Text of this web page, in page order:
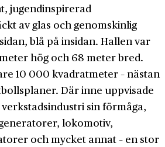
jugendinspirerad
av glas och genomskinlig
blå på insidan. Hallen var
hög och 68 meter bred.
10 000 kvadratmeter – nästan
Där inne uppvisade
sin förmåga,
lokomotiv,
och mycket annat – en stor